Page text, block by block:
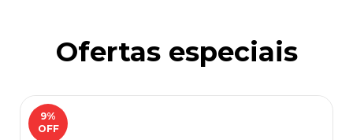
Ofertas especiais
9%
OFF